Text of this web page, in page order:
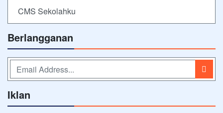
CMS Sekolahku
Berlangganan
Iklan